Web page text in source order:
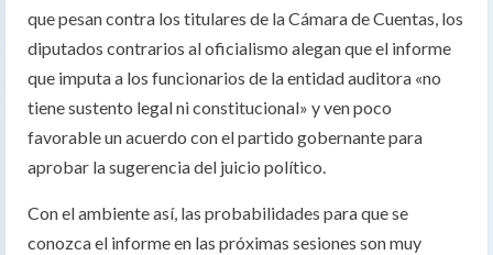
que pesan contra los titulares de la Cámara de Cuentas, los
diputados contrarios al oficialismo alegan que el informe
que imputa a los funcionarios de la entidad auditora «no
tiene sustento legal ni constitucional» y ven poco
favorable un acuerdo con el partido gobernante para
aprobar la sugerencia del juicio político.
Con el ambiente así, las probabilidades para que se
conozca el informe en las próximas sesiones son muy